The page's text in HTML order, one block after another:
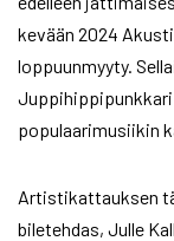
kevään 2024
loppuunmyyty.
populaarimusiikin
Artistikattauksen
biletehdas, Julle